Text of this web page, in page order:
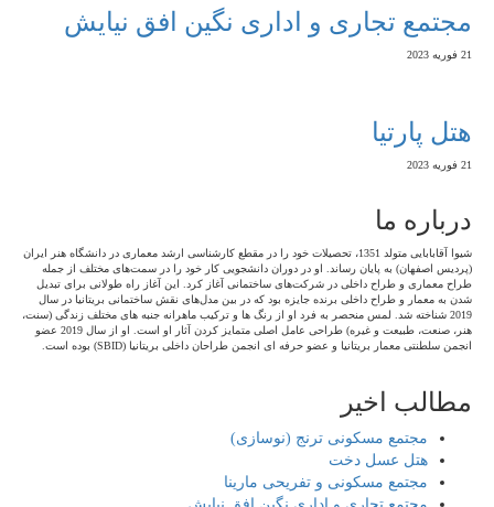
مجتمع تجاری و اداری نگین افق نیایش
21 فوریه 2023
هتل پارتیا
21 فوریه 2023
درباره ما
شیوا آقابابایی متولد 1351، تحصیلات خود را در مقطع کارشناسی ارشد معماری در دانشگاه هنر ایران
(پردیس اصفهان) به پایان رساند. او در دوران دانشجویی کار خود را در سمت‌های مختلف از جمله
طراح معماری و طراح داخلی در شرکت‌های ساختمانی آغاز کرد. این آغاز راه طولانی برای تبدیل
شدن به معمار و طراح داخلی برنده جایزه بود که در بین مدل‌های نقش ساختمانی بریتانیا در سال
2019 شناخته شد. لمس منحصر به فرد او از رنگ ها و ترکیب ماهرانه جنبه های مختلف زندگی (سنت،
هنر، صنعت، طبیعت و غیره) طراحی عامل اصلی متمایز کردن آثار او است. او از سال 2019 عضو
انجمن سلطنتی معمار بریتانیا و عضو حرفه ای انجمن طراحان داخلی بریتانیا (SBID) بوده است.
مطالب اخیر
مجتمع مسکونی ترنج (نوسازی)
هتل عسل دخت
مجتمع مسکونی و تفریحی مارینا